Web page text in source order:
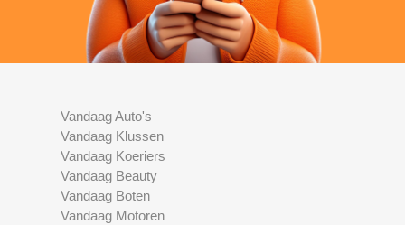
Vandaag Auto's
Vandaag Klussen
Vandaag Koeriers
Vandaag Beauty
Vandaag Boten
Vandaag Motoren